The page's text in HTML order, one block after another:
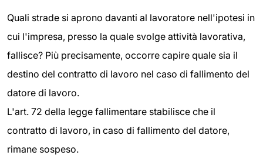
Quali strade si aprono davanti al lavoratore nell'ipotesi in
cui l'impresa, presso la quale svolge attività lavorativa,
fallisce? Più precisamente, occorre capire quale sia il
destino del contratto di lavoro nel caso di fallimento del
datore di lavoro.
L'art. 72 della legge fallimentare stabilisce che il
contratto di lavoro, in caso di fallimento del datore,
rimane sospeso.